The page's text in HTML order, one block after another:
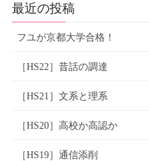
最近の投稿
フユが京都大学合格！
［HS22］昔話の調達
［HS21］文系と理系
［HS20］高校か高認か
［HS19］通信添削